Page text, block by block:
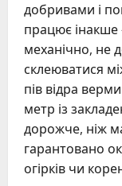
добривами і
працює
механічно, не
склеюватися
пів відра
метр із
дорожче, ніж
гарантовано
огірків чи